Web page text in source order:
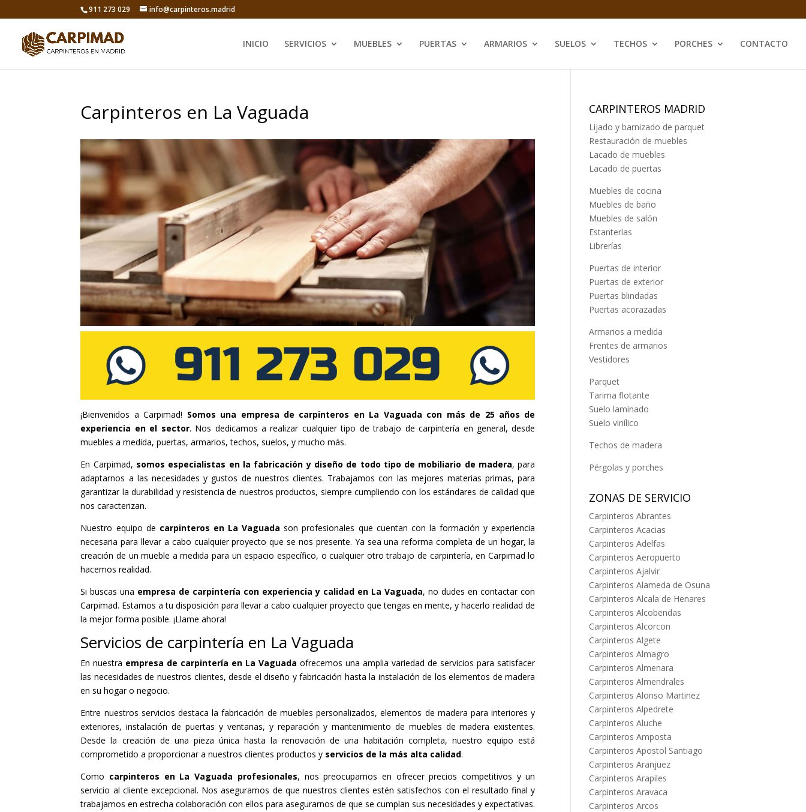
911 273 029 info@carpinteros.madrid
INICIO SERVICIOS MUEBLES PUERTAS ARMARIOS SUELOS TECHOS PORCHES CONTACTO
Carpinteros en La Vaguada
¡Bienvenidos a Carpimad! Somos una empresa de carpinteros en La Vaguada con más de 25 años de
experiencia en el sector. Nos dedicamos a realizar cualquier tipo de trabajo de carpintería en general, desde
muebles a medida, puertas, armarios, techos, suelos, y mucho más.
En Carpimad, somos especialistas en la fabricación y diseño de todo tipo de mobiliario de madera, para
adaptarnos a las necesidades y gustos de nuestros clientes. Trabajamos con las mejores materias primas, para
garantizar la durabilidad y resistencia de nuestros productos, siempre cumpliendo con los estándares de calidad que
nos caracterizan.
Nuestro equipo de carpinteros en La Vaguadason profesionales que cuentan con la formación y experiencia
necesaria para llevar a cabo cualquier proyecto que se nos presente. Ya sea una reforma completa de un hogar, la
creación de un mueble a medida para un espacio específico, o cualquier otro trabajo de carpintería, en Carpimad lo
hacemos realidad.
Si buscas una empresa de carpintería con experiencia y calidad en La Vaguada, no dudes en contactar con
Carpimad. Estamos a tu disposición para llevar a cabo cualquier proyecto que tengas en mente, y hacerlo realidad de
la mejor forma posible. ¡Llame ahora!
Servicios de carpintería en La Vaguada
En nuestra empresa de carpintería en La Vaguadaofrecemos una amplia variedad de servicios para satisfacer
las necesidades de nuestros clientes, desde el diseño y fabricación hasta la instalación de los elementos de madera
en su hogar o negocio.
Entre nuestros servicios destaca la fabricación de muebles personalizados, elementos de madera para interiores y
exteriores, instalación de puertas y ventanas, y reparación y mantenimiento de muebles de madera existentes.
Desde la creación de una pieza única hasta la renovación de una habitación completa, nuestro equipo está
comprometido a proporcionar a nuestros clientes productos y servicios de la más alta calidad.
Como carpinteros en La Vaguada profesionales, nos preocupamos en ofrecer precios competitivos y un
servicio al cliente excepcional. Nos aseguramos de que nuestros clientes estén satisfechos con el resultado final y
trabajamos en estrecha colaboración con ellos para asegurarnos de que se cumplan sus necesidades y expectativas.
CARPINTEROS MADRID
Lijado y barnizado de parquet
Restauración de muebles
Lacado de muebles
Lacado de puertas
Muebles de cocina
Muebles de baño
Muebles de salón
Estanterías
Librerías
Puertas de interior
Puertas de exterior
Puertas blindadas
Puertas acorazadas
Armarios a medida
Frentes de armarios
Vestidores
Parquet
Tarima flotante
Suelo laminado
Suelo vinílico
Techos de madera
Pérgolas y porches
ZONAS DE SERVICIO
Carpinteros Abrantes
Carpinteros Acacias
Carpinteros Adelfas
Carpinteros Aeropuerto
Carpinteros Ajalvir
Carpinteros Alameda de Osuna
Carpinteros Alcala de Henares
Carpinteros Alcobendas
Carpinteros Alcorcon
Carpinteros Algete
Carpinteros Almagro
Carpinteros Almenara
Carpinteros Almendrales
Carpinteros Alonso Martinez
Carpinteros Alpedrete
Carpinteros Aluche
Carpinteros Amposta
Carpinteros Apostol Santiago
Carpinteros Aranjuez
Carpinteros Arapiles
Carpinteros Aravaca
Carpinteros Arcos